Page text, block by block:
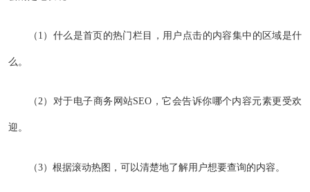
（1）什么是首页的热门栏目，用户点击的内容集中的区域是什
么。
（2）对于电子商务网站SEO，它会告诉你哪个内容元素更受欢
迎。
（3）根据滚动热图，可以清楚地了解用户想要查询的内容。